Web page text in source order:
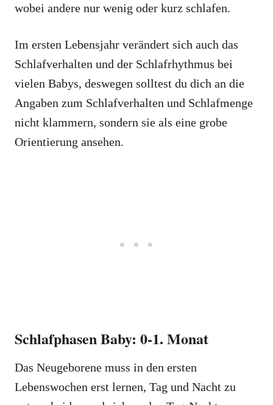
wobei andere nur wenig oder kurz schlafen.
Im ersten Lebensjahr verändert sich auch das
Schlafverhalten und der Schlafrhythmus bei
vielen Babys, deswegen solltest du dich an die
Angaben zum Schlafverhalten und Schlafmenge
nicht klammern, sondern sie als eine grobe
Orientierung ansehen.
Schlafphasen Baby: 0-1. Monat
Das Neugeborene muss in den ersten
Lebenswochen erst lernen, Tag und Nacht zu